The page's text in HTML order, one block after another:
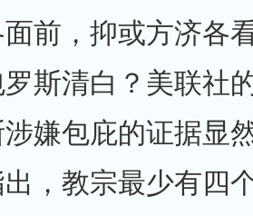
前，抑或方济各
斯清白？美联社
嫌包庇的证据显
，教宗最少有四